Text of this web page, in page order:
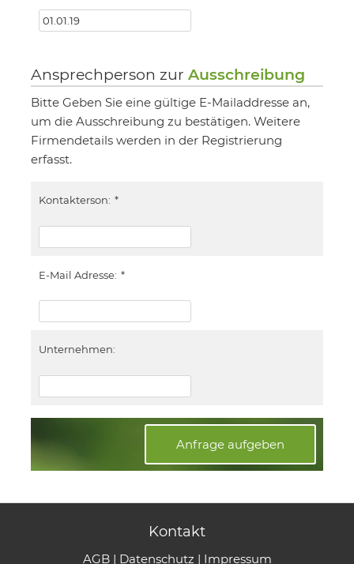
Ansprechperson zur Ausschreibung
Bitte Geben Sie eine gültige E-Mailaddresse an,
um die Ausschreibung zu bestätigen. Weitere
Firmendetails werden in der Registrierung
erfasst.
Kontakterson: *
E-Mail Adresse: *
Unternehmen:
Anfrage aufgeben
Kontakt
AGB | Datenschutz | Impressum